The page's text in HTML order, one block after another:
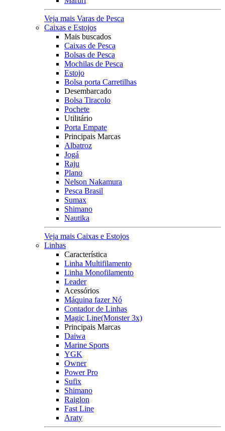
Veja mais Varas de Pesca
Caixas e Estojos
Mais buscados
Caixas de Pesca
Bolsas de Pesca
Mochilas de Pesca
Estojo
Bolsa porta Carretilhas
Desembarcado
Bolsa Tiracolo
Pochete
Utilitário
Porta Empate
Principais Marcas
Albatroz
Jogá
Raju
Plano
Nelson Nakamura
Pesca Brasil
Sumax
Shimano
Nautika
Veja mais Caixas e Estojos
Linhas
Característica
Linha Multifilamento
Linha Monofilamento
Leader
Acessórios
Máquina fazer Nó
Contador de Linhas
Magic Line(Monster 3x)
Principais Marcas
Daiwa
Marine Sports
YGK
Owner
Power Pro
Sufix
Shimano
Raiglon
Fast Line
Araty